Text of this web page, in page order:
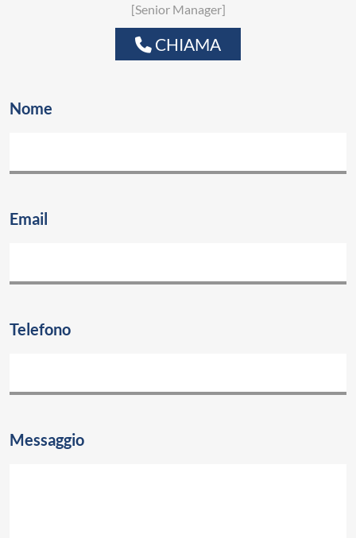
[Senior Manager]
CHIAMA
Nome
Email
Telefono
Messaggio